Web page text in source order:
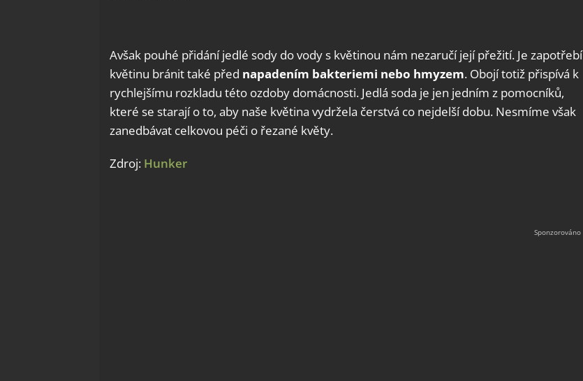
Avšak pouhé přidání jedlé sody do vody s květinou nám nezaručí její přežití. Je zapotřebí
květinu bránit také před napadením bakteriemi nebo hmyzem. Obojí totiž přispívá k
rychlejšímu rozkladu této ozdoby domácnosti. Jedlá soda je jen jedním z pomocníků,
které se starají o to, aby naše květina vydržela čerstvá co nejdelší dobu. Nesmíme však
zanedbávat celkovou péči o řezané květy.
Zdroj: Hunker